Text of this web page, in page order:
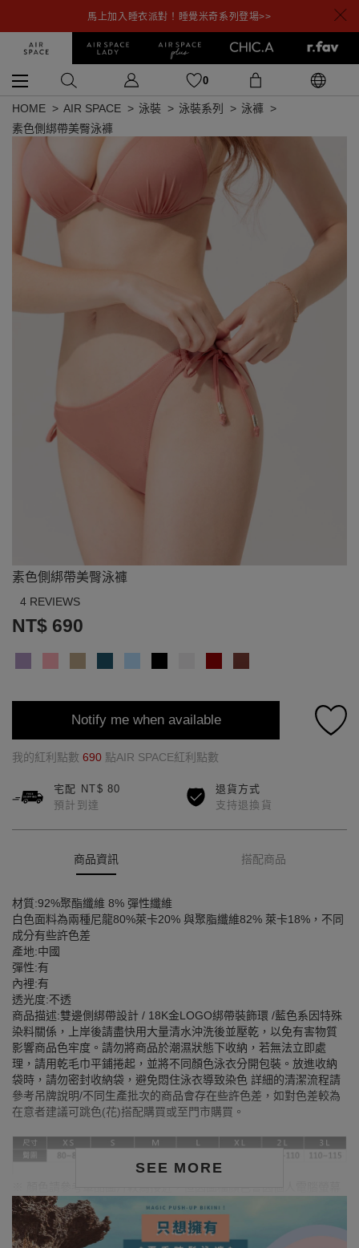
馬上加入睡衣派對！睡覺米奇系列登場>>
0
HOME AIR SPACE 泳裝 泳裝系列
泳褲
素色側綁帶美臀泳褲
素色側綁帶美臀泳褲
4 REVIEWS
NT$ 690
Notify me when available
我的紅利點數 690 點AIR SPACE紅利點數
宅配 NT$ 80
預計到達
退貨方式
支持退換貨
商品資訊 搭配商品
SEE MORE
材質:92%聚酯纖維 8% 彈性纖維
白色面料為兩種尼龍80%萊卡20% 與聚脂纖維82% 萊卡18%，不同
成分有些許色差
產地:中國
彈性:有
內裡:有
透光度:不透
商品描述:雙邊側綁帶設計 / 18K金LOGO綁帶裝飾環 /藍色系因特殊
染料關係，上岸後請盡快用大量清水沖洗後並壓乾，以免有害物質
影響商品色牢度。請勿將商品於潮濕狀態下收納，若無法立即處
理，請用乾毛巾平鋪捲起，並將不同顏色泳衣分開包裝。放進收納
袋時，請勿密封收納袋，避免悶住泳衣導致染色 詳細的清潔流程請
參考吊牌說明/不同生產批次的商品會存在些許色差，如對色差較為
在意者建議可跳色(花)搭配購買或至門市購買。
設定差異略有不同，請以實際商品顏色為準。